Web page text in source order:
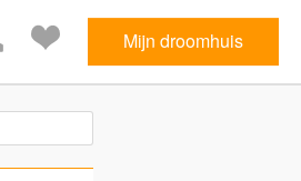
Mijn droomhuis